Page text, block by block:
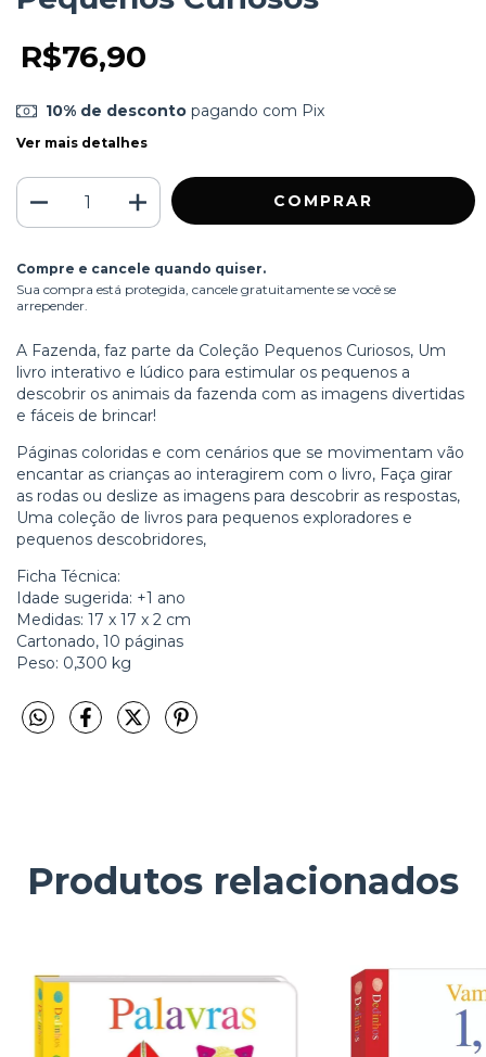
R$76,90
10% de descontopagando com Pix
Ver mais detalhes
Compre e cancele quando quiser.
Sua compra está protegida, cancele gratuitamente se você se
arrepender.
A Fazenda, faz parte da Coleção Pequenos Curiosos, Um
livro interativo e lúdico para estimular os pequenos a
descobrir os animais da fazenda com as imagens divertidas
e fáceis de brincar!
Páginas coloridas e com cenários que se movimentam vão
encantar as crianças ao interagirem com o livro, Faça girar
as rodas ou deslize as imagens para descobrir as respostas,
Uma coleção de livros para pequenos exploradores e
pequenos descobridores,
Ficha Técnica:
Idade sugerida: +1 ano
Medidas: 17 x 17 x 2 cm
Cartonado, 10 páginas
Peso: 0,300 kg
Produtos relacionados